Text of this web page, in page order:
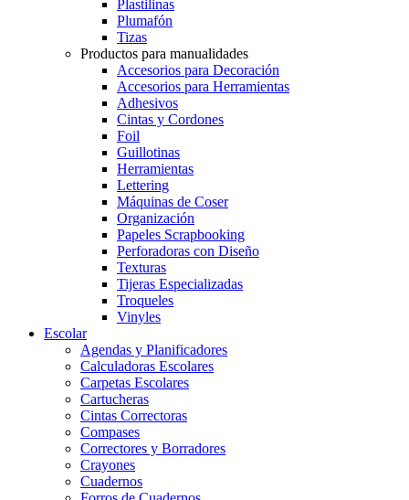
Plastilinas
Plumafón
Tizas
Productos para manualidades
Accesorios para Decoración
Accesorios para Herramientas
Adhesivos
Cintas y Cordones
Foil
Guillotinas
Herramientas
Lettering
Máquinas de Coser
Organización
Papeles Scrapbooking
Perforadoras con Diseño
Texturas
Tijeras Especializadas
Troqueles
Vinyles
Escolar
Agendas y Planificadores
Calculadoras Escolares
Carpetas Escolares
Cartucheras
Cintas Correctoras
Compases
Correctores y Borradores
Crayones
Cuadernos